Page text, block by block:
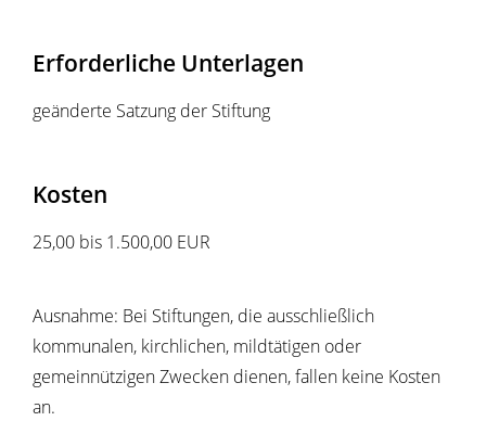
Erforderliche Unterlagen
geänderte Satzung der Stiftung
Kosten
25,00 bis 1.500,00 EUR
Ausnahme: Bei Stiftungen, die ausschließlich
kommunalen, kirchlichen, mildtätigen oder
gemeinnützigen Zwecken dienen, fallen keine Kosten
an.